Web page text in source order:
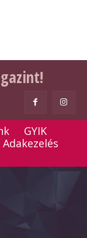
GYIK
Adakezelés